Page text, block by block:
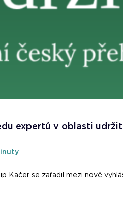
expertů v oblasti
Kačer se zařadil mezi nově